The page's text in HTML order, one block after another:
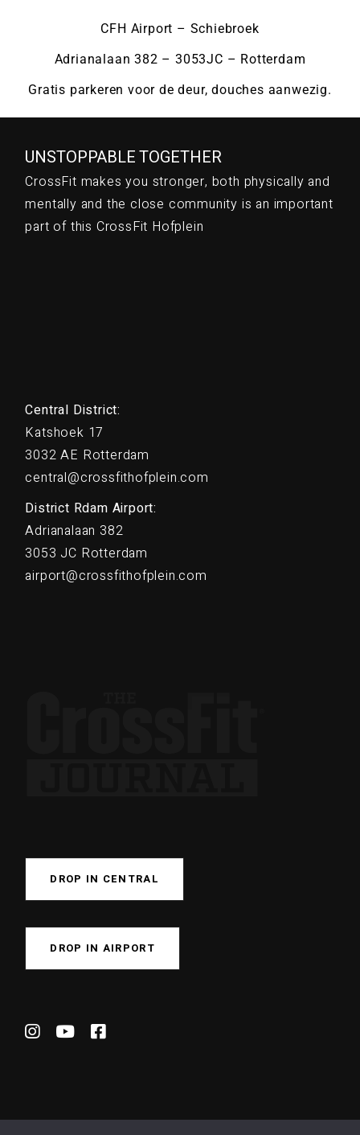
CFH Airport – Schiebroek
Adrianalaan 382 – 3053JC – Rotterdam
Gratis parkeren voor de deur, douches aanwezig.
UNSTOPPABLE TOGETHER
CrossFit makes you stronger, both physically and
mentally and the close community is an important
part of this CrossFit Hofplein
Central District:
Katshoek 17
3032 AE Rotterdam
central@crossfithofplein.com
District Rdam Airport:
Adrianalaan 382
3053 JC Rotterdam
airport@crossfithofplein.com
DROP IN CENTRAL
DROP IN AIRPORT